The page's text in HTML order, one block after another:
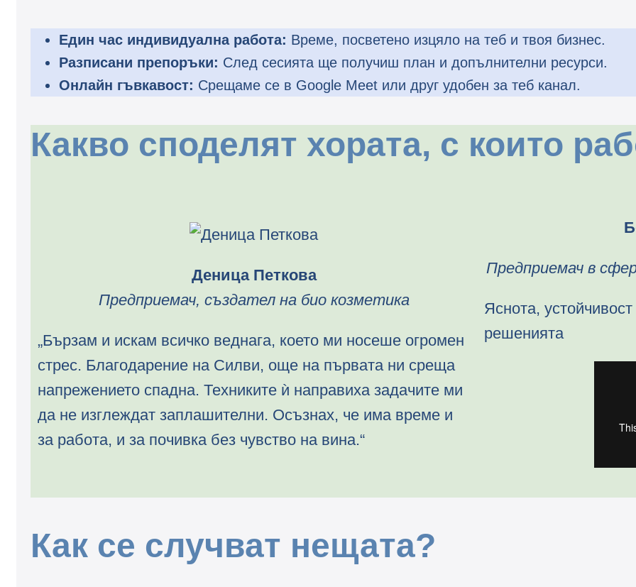
Един час индивидуална работа: Време, посветено изцяло на теб и твоя бизнес.
Разписани препоръки: След сесията ще получиш план и допълнителни ресурси.
Онлайн гъвкавост: Срещаме се в Google Meet или друг удобен за теб канал.
Какво споделят хората, с които
Деница Петкова
Предприемач, създател на био козметика
„Бързам и искам всичко веднага, което ми носеше огромен
стрес. Благодарение на Силви, още на първата ни среща
напрежението спадна. Техниките ѝ направиха задачите ми
да не изглеждат заплашителни. Осъзнах, че има време и
за работа, и за почивка без чувство на вина.“
Предприемач в
Яснота,
решенията
Как се случват нещата?